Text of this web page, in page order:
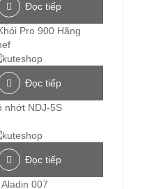
Đọc tiếp
Pro 900 Hãng
Đọc tiếp
nhớt NDJ-5S
Đọc tiếp
007